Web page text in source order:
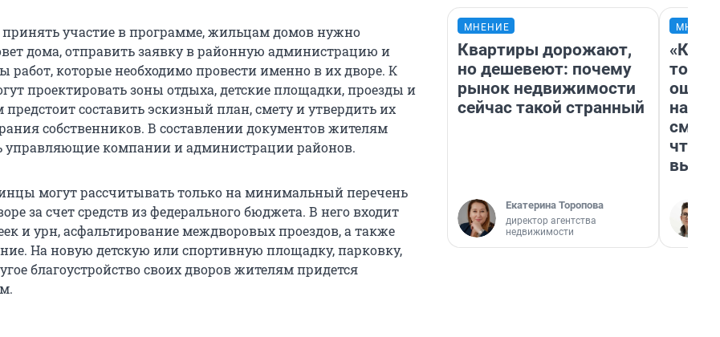
принять участие в программе, жильцам домов нужно
дома, отправить заявку в районную администрацию и
работ, которые необходимо провести именно в их дворе. К
проектировать зоны отдыха, детские площадки, проезды и
предстоит составить эскизный план, смету и утвердить их
собственников. В составлении документов жителям
компании и администрации районов.
могут рассчитывать только на минимальный перечень
за счет средств из федерального бюджета. В него входит
и урн, асфальтирование междворовых проездов, а также
На новую детскую или спортивную площадку, парковку,
благоустройство своих дворов жителям придется
МНЕНИЕ
Квартиры дорожают,
но дешевеют: почему
рынок недвижимости
сейчас такой странный
Екатерина Торопова
директор агентства
недвижимости
то